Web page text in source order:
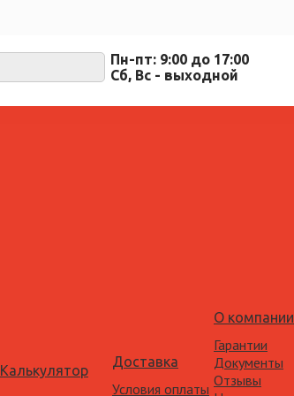
Пн-пт: 9:00 до 17:00
Cб, Вс - выходной
Калькулятор
Доставка
Условия оплаты
О компании
Гарантии
Документы
Отзывы